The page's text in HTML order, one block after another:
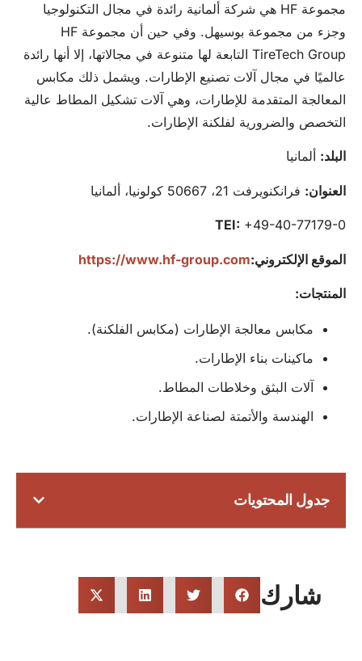
مجموعة HF هي شركة ألمانية رائدة في مجال التكنولوجيا
وجزء من مجموعة بوسيهل. وفي حين أن مجموعة HF
TireTech Group التابعة لها متنوعة في مجالاتها، إلا أنها رائدة
عالميًا في مجال آلات تصنيع الإطارات. ويشمل ذلك مكابس
المعالجة المتقدمة للإطارات، وهي آلات تشكيل المطاط عالية
التخصص والضرورية لفلكنة الإطارات.
البلد: ألمانيا
العنوان: فرانكنويرفت 21، 50667 كولونيا، ألمانيا
TEI: +49-40-77179-0
الموقع الإلكتروني:https://www.hf-group.com
المنتجات:
مكابس معالجة الإطارات (مكابس الفلكنة).
ماكينات بناء الإطارات.
آلات البثق وخلاطات المطاط.
الهندسة والأتمتة لصناعة الإطارات.
جدول المحتويات
شارك